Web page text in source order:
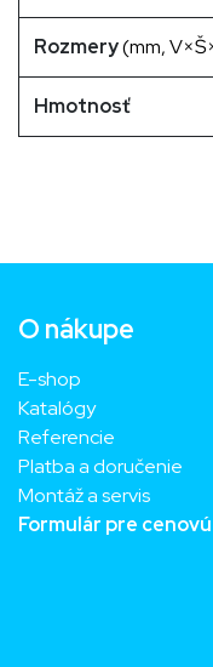
Rozmery(mm,
Hmotnosť
O nákupe
E-shop
Katalógy
Referencie
Platba a doručenie
Montáž a servis
Formulár pre